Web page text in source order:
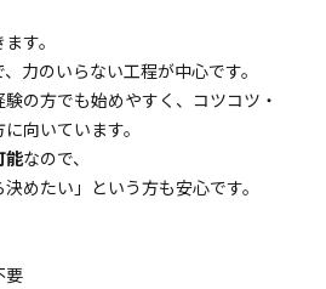
す。
力のいらない工程が中心です。
の方でも始めやすく、コツコツ・
向いています。
能なので、
めたい」という方も安心です。
要